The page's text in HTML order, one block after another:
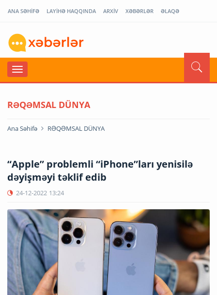
ANA SƏHİFƏ LAYİHƏ HAQQINDA ARXİV XƏBƏRLƏR ƏLAQƏ
RƏQƏMSAL DÜNYA
Ana Səhifə RƏQƏMSAL DÜNYA
“Apple” problemli “iPhone”ları yenisilə
dəyişməyi təklif edib
24-12-2022 13:24